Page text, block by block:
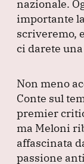
nazionale.
importante
scriveremo,
ci darete
Non meno
Conte sul
premier
ma Meloni
affascinata
passione